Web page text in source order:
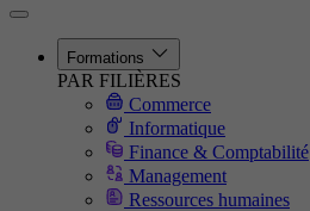
Formations
PAR FILIÈRES
Commerce
Informatique
Finance & Comptabilité
Management
Ressources humaines